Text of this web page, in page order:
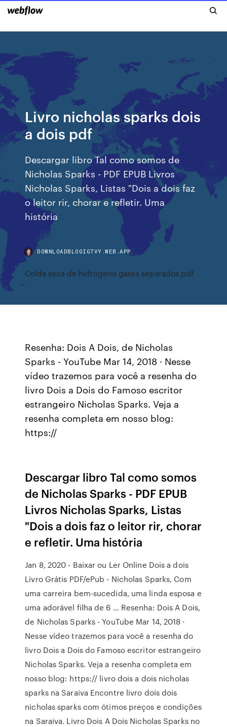
Livro nicholas sparks dois
a dois pdf
Descargar libro Tal como somos de
Nicholas Sparks - PDF EPUB Livros
Nicholas Sparks, Listas "Dois a dois faz
o leitor rir, chorar e refletir. Uma
história
DOWNLOADBLOGIGTVY.WEB.APP
Celda seca de hidrogeno gases separados pdf
Resenha: Dois A Dois, de Nicholas
Sparks - YouTube Mar 14, 2018 · Nesse
vídeo trazemos para você a resenha do
livro Dois a Dois do Famoso escritor
estrangeiro Nicholas Sparks. Veja a
resenha completa em nosso blog:
https://
Descargar libro Tal como somos
de Nicholas Sparks - PDF EPUB
Livros Nicholas Sparks, Listas
"Dois a dois faz o leitor rir, chorar
e refletir. Uma história
Jan 8, 2020 - Baixar ou Ler Online Dois a dois
Livro Grátis PDF/ePub - Nicholas Sparks, Com
uma carreira bem-sucedida, uma linda esposa e
uma adorável filha de 6 … Resenha: Dois A Dois,
de Nicholas Sparks - YouTube Mar 14, 2018 ·
Nesse vídeo trazemos para você a resenha do
livro Dois a Dois do Famoso escritor estrangeiro
Nicholas Sparks. Veja a resenha completa em
nosso blog: https:// livro dois a dois nicholas
sparks na Saraiva Encontre livro dois dois
nicholas sparks com ótimos preços e condições
na Saraiva. Livro Dois A Dois Nicholas Sparks no